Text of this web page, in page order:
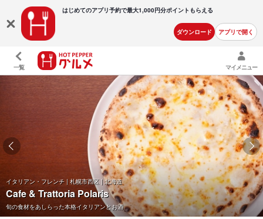
はじめてのアプリ予約で最大1,000円分ポイントもらえる
ダウンロード アプリで開く
一覧 マイメニュー
イタリアン・フレンチ | 札幌市西区 | 北海道
Cafe & Trattoria Polaris
旬の食材をあしらった本格イタリアンとお酒